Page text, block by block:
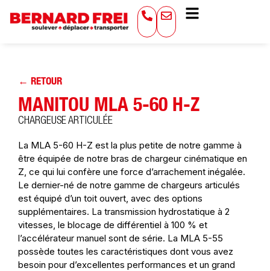
← RETOUR
MANITOU MLA 5-60 H-Z
CHARGEUSE ARTICULÉE
La MLA 5-60 H-Z est la plus petite de notre gamme à
être équipée de notre bras de chargeur cinématique en
Z, ce qui lui confère une force d’arrachement inégalée.
Le dernier-né de notre gamme de chargeurs articulés
est équipé d’un toit ouvert, avec des options
supplémentaires. La transmission hydrostatique à 2
vitesses, le blocage de différentiel à 100 % et
l’accélérateur manuel sont de série. La MLA 5-55
possède toutes les caractéristiques dont vous avez
besoin pour d’excellentes performances et un grand